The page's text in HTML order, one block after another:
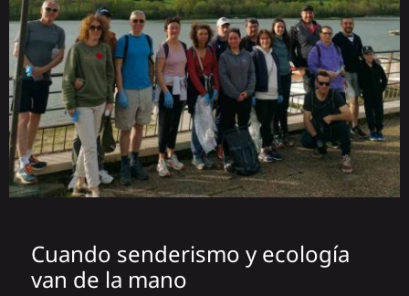
Cuando senderismo y ecología
van de la mano